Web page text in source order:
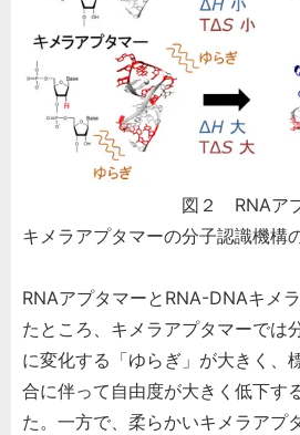
図２ RNAアプタマ
キメラアプタマーの分子認識機構
RNAアプタマーとRNA-DNAキメ
たところ、キメラアプタマーでは
に変化する「ゆらぎ」が大きく、
合に伴って自由度が大きく低下す
た。一方で、柔らかいキメラアプ